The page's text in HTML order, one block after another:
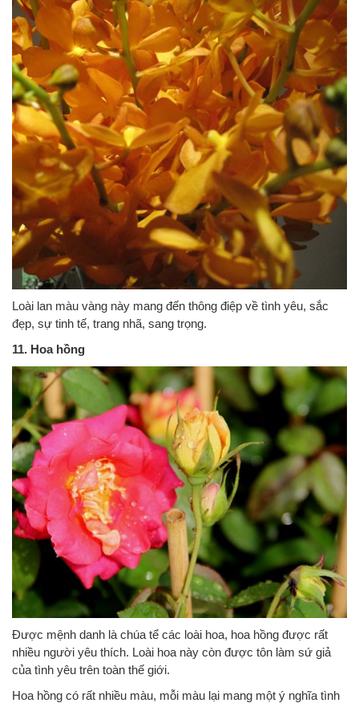
Loài lan màu vàng này mang đến thông điệp về tình yêu, sắc
đẹp, sự tinh tế, trang nhã, sang trọng.
11. Hoa hồng
Được mệnh danh là chúa tể các loài hoa, hoa hồng được rất
nhiều người yêu thích. Loài hoa này còn được tôn làm sứ giả
của tình yêu trên toàn thế giới.
Hoa hồng có rất nhiều màu, mỗi màu lại mang một ý nghĩa tình